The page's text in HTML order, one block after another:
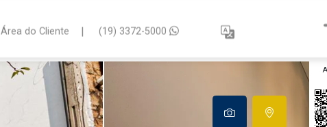
Área do Cliente | (19) 3372-5000